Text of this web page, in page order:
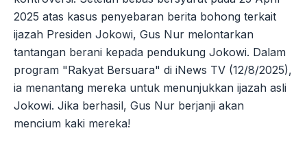
2025 atas kasus penyebaran berita bohong terkait
ijazah Presiden Jokowi, Gus Nur melontarkan
tantangan berani kepada pendukung Jokowi. Dalam
program "Rakyat Bersuara" di iNews TV (12/8/2025),
ia menantang mereka untuk menunjukkan ijazah asli
Jokowi. Jika berhasil, Gus Nur berjanji akan
mencium kaki mereka!